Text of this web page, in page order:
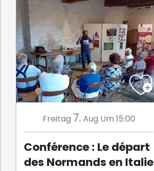
Freitag 7. Aug Um 15:00
Conférence : Le départ
des Normands en Italie